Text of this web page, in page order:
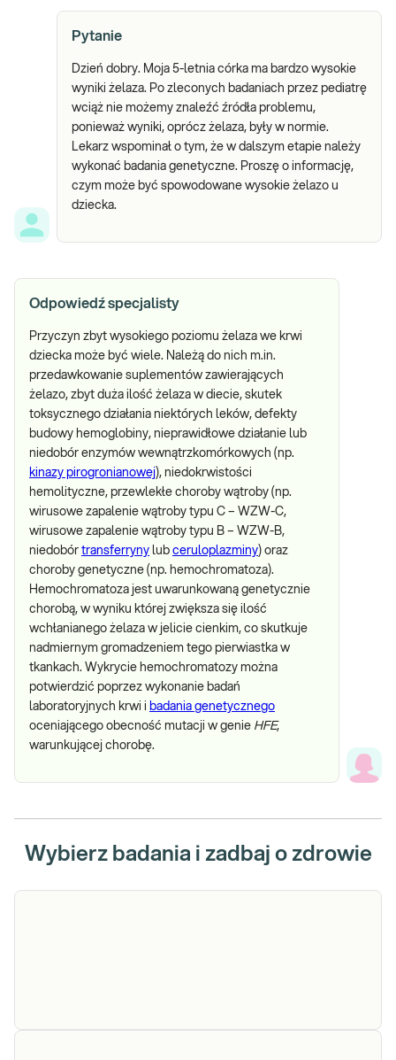
Pytanie
Dzień dobry. Moja 5-letnia córka ma bardzo wysokie
wyniki żelaza. Po zleconych badaniach przez pediatrę
wciąż nie możemy znaleźć źródła problemu,
ponieważ wyniki, oprócz żelaza, były w normie.
Lekarz wspominał o tym, że w dalszym etapie należy
wykonać badania genetyczne. Proszę o informację,
czym może być spowodowane wysokie żelazo u
dziecka.
Odpowiedź specjalisty
Przyczyn zbyt wysokiego poziomu żelaza we krwi
dziecka może być wiele. Należą do nich m.in.
przedawkowanie suplementów zawierających
żelazo, zbyt duża ilość żelaza w diecie, skutek
toksycznego działania niektórych leków, defekty
budowy hemoglobiny, nieprawidłowe działanie lub
niedobór enzymów wewnątrzkomórkowych (np.
kinazy pirogronianowej), niedokrwistości
hemolityczne, przewlekłe choroby wątroby (np.
wirusowe zapalenie wątroby typu C – WZW-C,
wirusowe zapalenie wątroby typu B – WZW-B,
niedobór transferryny lub ceruloplazminy) oraz
choroby genetyczne (np. hemochromatoza).
Hemochromatoza jest uwarunkowaną genetycznie
chorobą, w wyniku której zwiększa się ilość
wchłanianego żelaza w jelicie cienkim, co skutkuje
nadmiernym gromadzeniem tego pierwiastka w
tkankach. Wykrycie hemochromatozy można
potwierdzić poprzez wykonanie badań
laboratoryjnych krwi i badania genetycznego
oceniającego obecność mutacji w genie HFE,
warunkującej chorobę.
Wybierz badania i zadbaj o zdrowie